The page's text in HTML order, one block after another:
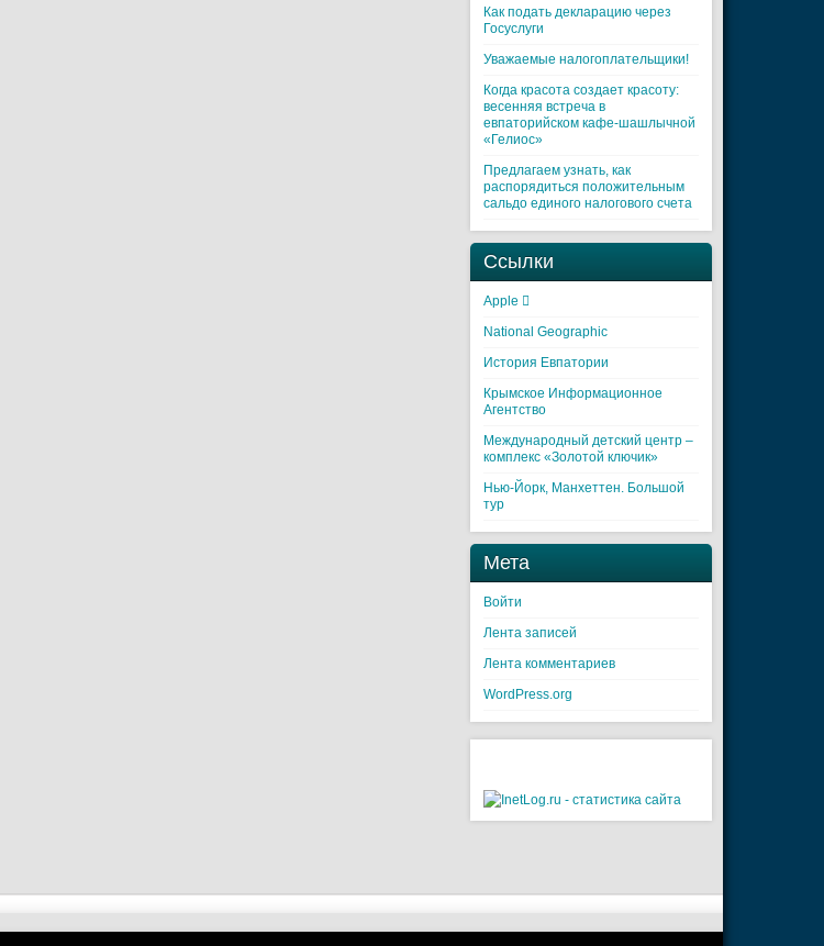
Как подать декларацию через
Госуслуги
Уважаемые налогоплательщики!
Когда красота создает красоту:
весенняя встреча в
евпаторийском кафе-шашлычной
«Гелиос»
Предлагаем узнать, как
распорядиться положительным
сальдо единого налогового счета
Ссылки
Apple 
National Geographic
История Евпатории
Крымское Информационное
Агентство
Международный детский центр –
комплекс «Золотой ключик»
Нью-Йорк, Манхеттен. Большой
тур
Мета
Войти
Лента записей
Лента комментариев
WordPress.org